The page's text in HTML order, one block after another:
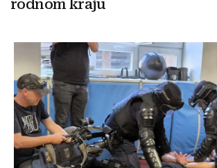
rodnom kraju